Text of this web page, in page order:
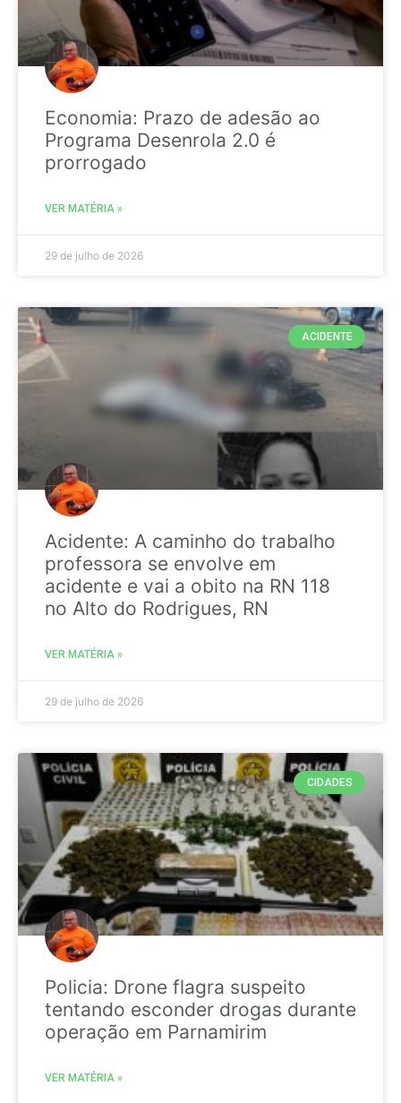
Economia: Prazo de adesão ao
Programa Desenrola 2.0 é
prorrogado
VER MATÉRIA »
29 de julho de 2026
ACIDENTE
Acidente: A caminho do trabalho
professora se envolve em
acidente e vai a obito na RN 118
no Alto do Rodrigues, RN
VER MATÉRIA »
29 de julho de 2026
CIDADES
Policia: Drone flagra suspeito
tentando esconder drogas durante
operação em Parnamirim
VER MATÉRIA »